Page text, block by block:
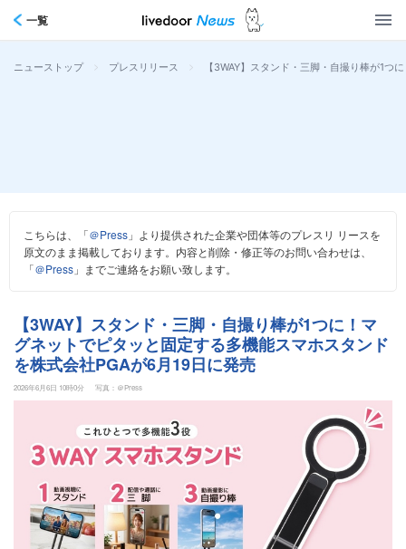
一覧
ニューストップ > プレスリリース > 【3WAY】スタンド・三脚・自撮り棒が1
こちらは、「＠Press 」より提供された企業や団体等のプレスリ リースを
原文のまま掲載しております。内容と削除・修正等のお問い合わせは、
「＠Press 」までご連絡をお願い致します。
【3WAY】スタンド・三脚・自撮り棒が1つに！マ
グネットでピタッと固定する多機能スマホスタンド
を株式会社PGAが6月19日に発売
2026年6月6日 10時0分 写真：＠Press